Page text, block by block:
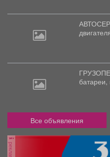
батареи,
Все объявления
реклама